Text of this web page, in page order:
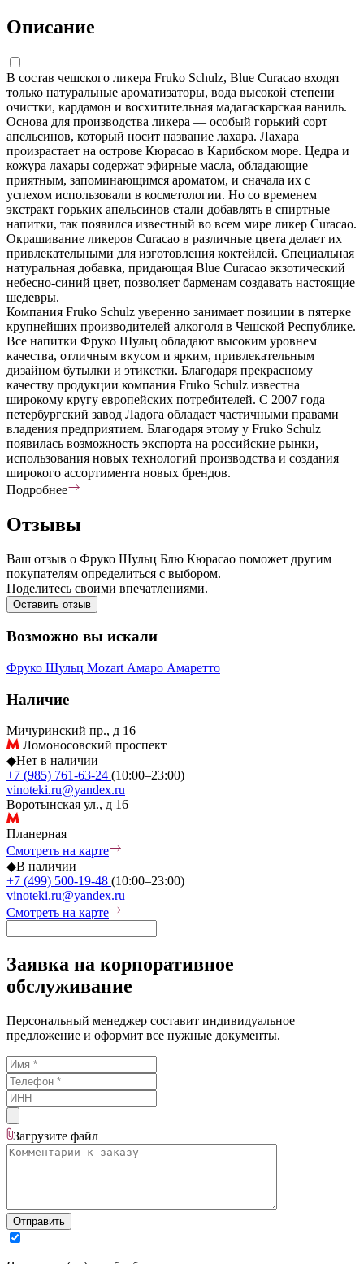
Описание
В состав чешского ликера Fruko Schulz, Blue Curacao входят
только натуральные ароматизаторы, вода высокой степени
очистки, кардамон и восхитительная мадагаскарская ваниль.
Основа для производства ликера — особый горький сорт
апельсинов, который носит название лахара. Лахара
произрастает на острове Кюрасао в Карибском море. Цедра и
кожура лахары содержат эфирные масла, обладающие
приятным, запоминающимся ароматом, и сначала их с
успехом использовали в косметологии. Но со временем
экстракт горьких апельсинов стали добавлять в спиртные
напитки, так появился известный во всем мире ликер Curacao.
Окрашивание ликеров Curacao в различные цвета делает их
привлекательными для изготовления коктейлей. Специальная
натуральная добавка, придающая Blue Curacao экзотический
небесно-синий цвет, позволяет барменам создавать настоящие
шедевры.
Компания Fruko Schulz уверенно занимает позиции в пятерке
крупнейших производителей алкоголя в Чешской Республике.
Все напитки Фруко Шульц обладают высоким уровнем
качества, отличным вкусом и ярким, привлекательным
дизайном бутылки и этикетки. Благодаря прекрасному
качеству продукции компания Fruko Schulz известна
широкому кругу европейских потребителей. С 2007 года
петербургский завод Ладога обладает частичными правами
владения предприятием. Благодаря этому у Fruko Schulz
появилась возможность экспорта на российские рынки,
использования новых технологий производства и создания
широкого ассортимента новых брендов.
Подробнее
Отзывы
Ваш отзыв о Фруко Шульц Блю Кюрасао поможет другим
покупателям определиться с выбором.
Поделитесь своими впечатлениями.
Оставить отзыв
Возможно вы искали
Фруко Шульц Mozart Амаро Амаретто
Наличие
Мичуринский пр., д 16
Ломоносовский проспект
◆Нет в наличии
+7 (985) 761-63-24 (10:00–23:00)
vinoteki.ru@yandex.ru
Воротынская ул., д 16
Планерная
Смотреть на карте
◆В наличии
+7 (499) 500-19-48 (10:00–23:00)
vinoteki.ru@yandex.ru
Смотреть на карте
Заявка на корпоративное
обслуживание
Персональный менеджер составит индивидуальное
предложение и оформит все нужные документы.
Загрузите файл
Отправить